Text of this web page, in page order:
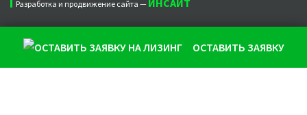
Разработка и продвижение сайта — ИНСАЙТ
ОСТАВИТЬ ЗАЯВКУ